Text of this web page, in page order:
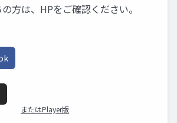
方は、HPをご確認ください。
またはPlayer版